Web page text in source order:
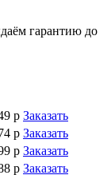
гарантию до
р Заказать
р Заказать
р Заказать
р Заказать